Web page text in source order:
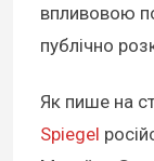
впливовою
публічно
Як пише на
Spiegel